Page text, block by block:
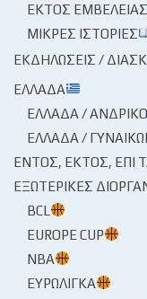
ΕΚΤΌΣ ΕΜΒΈΛΕΙΑΣ
ΜΙΚΡΈΣ ΙΣΤΟΡΊΕΣ
ΕΚΔΗΛΏΣΕΙΣ /
ΕΛΛΆΔΑ
ΕΛΛΆΔΑ / ΑΝΔΡΙΚΌ
ΕΛΛΆΔΑ /
ΕΝΤΌΣ, ΕΚΤΌΣ, ΕΠΊ
ΕΞΩΤΕΡΙΚΈΣ
BCL
EUROPE CUP
NBA
ΕΥΡΩΛΊΓΚΑ